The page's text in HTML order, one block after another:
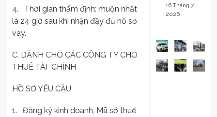
4. Thời gian thẩm định: muộn nhất
là 24 giờ sau khi nhận đầy đủ hồ sơ
vay.
C. DÀNH CHO CÁC CÔNG TY CHO
THUÊ TÀI CHÍNH
HỒ SƠ YÊU CẦU
1. Đăng ký kinh doanh, Mã số thuế
16 Tháng 7,
2026